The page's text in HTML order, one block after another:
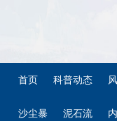
首页 科普动态
沙尘暴 泥石流